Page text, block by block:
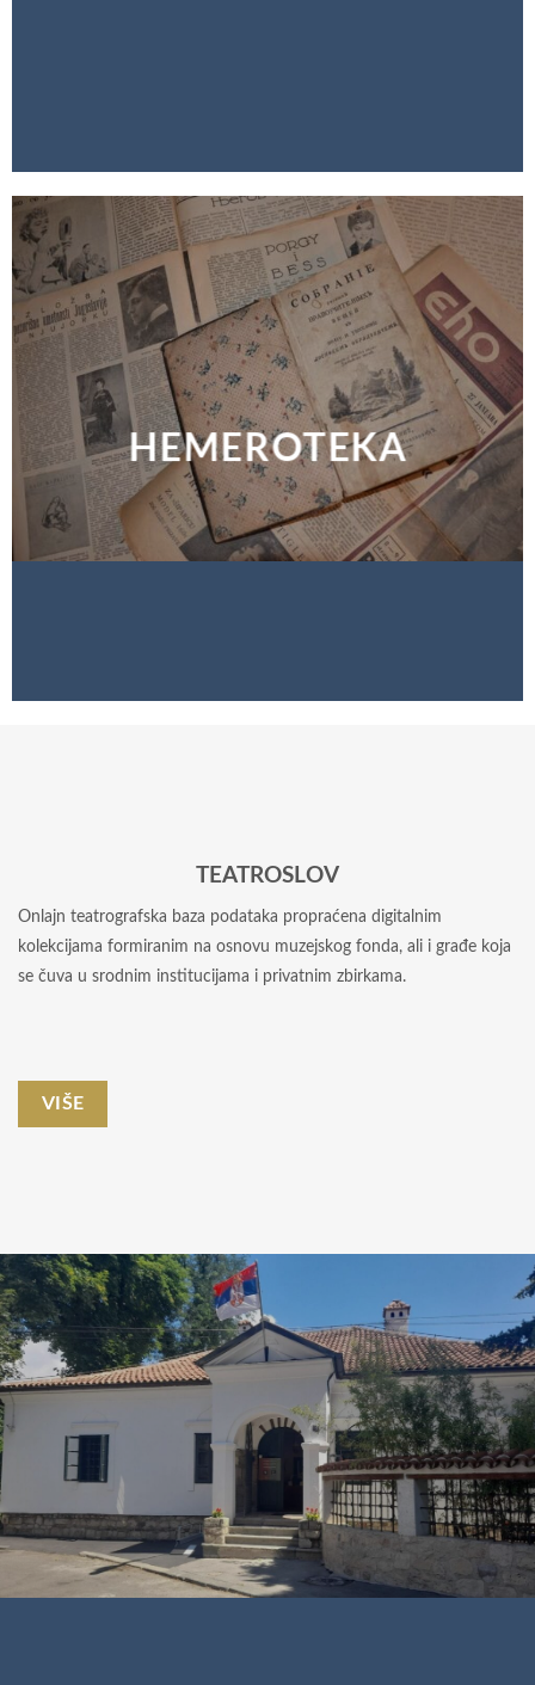
HEMEROTEKA
TEATROSLOV
Onlajn teatrografska baza podataka propraćena digitalnim
kolekcijama formiranim na osnovu muzejskog fonda, ali i građe koja
se čuva u srodnim institucijama i privatnim zbirkama.
VIŠE